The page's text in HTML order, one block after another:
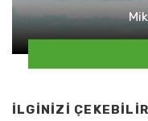
İLGINIZI